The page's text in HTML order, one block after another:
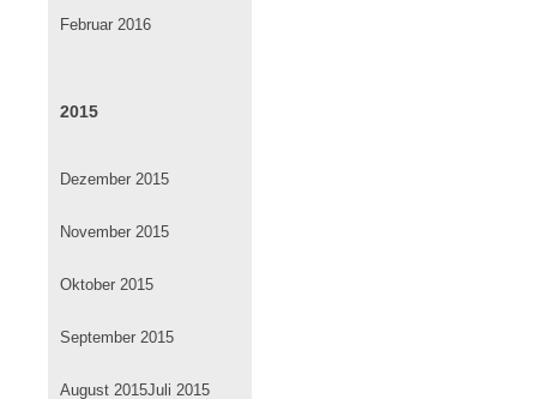
Februar 2016
2015
Dezember 2015
November 2015
Oktober 2015
September 2015
August 2015Juli 2015